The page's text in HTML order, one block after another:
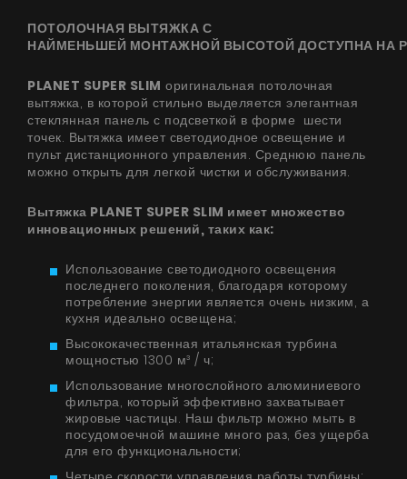
ПОТОЛОЧНАЯ ВЫТЯЖКА С
НАЙМЕНЬШЕЙ МОНТАЖНОЙ ВЫСОТОЙ ДОСТУПНА НА
PLANET SUPER SLIM оригинальная потолочная
вытяжка, в которой стильно выделяется элегантная
стеклянная панель с подсветкой в форме шести
точек. Вытяжка имеет светодиодное освещение и
пульт дистанционного управления. Среднюю панель
можно открыть для легкой чистки и обслуживания.
Вытяжка PLANET SUPER SLIM имеет множество
инновационных решений, таких как:
Использование светодиодного освещения
последнего поколения, благодаря которому
потребление энергии является очень низким, а
кухня идеально освещена;
Высококачественная итальянская турбина
мощностью 1300 м³ / ч;
Использование многослойного алюминиевого
фильтра, который эффективно захватывает
жировые частицы. Наш фильтр можно мыть в
посудомоечной машине много раз, без ущерба
для его функциональности;